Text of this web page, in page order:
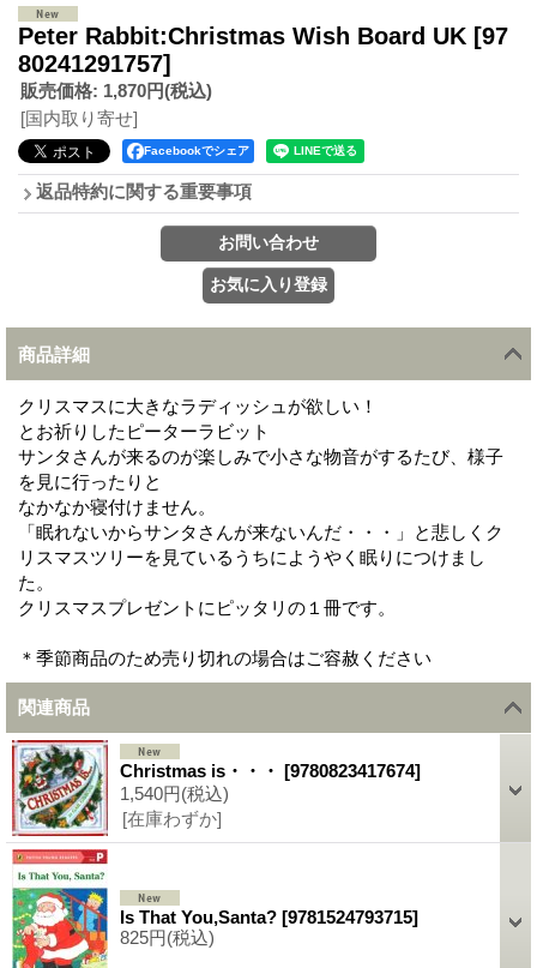
Peter Rabbit:Christmas Wish Board UK [97
80241291757]
販売価格: 1,870円(税込)
[国内取り寄せ]
Facebookでシェア
返品特約に関する重要事項
商品詳細
クリスマスに大きなラディッシュが欲しい！
とお祈りしたピーターラビット
サンタさんが来るのが楽しみで小さな物音がするたび、様子
を見に行ったりと
なかなか寝付けません。
「眠れないからサンタさんが来ないんだ・・・」と悲しくク
リスマスツリーを見ているうちにようやく眠りにつけまし
た。
クリスマスプレゼントにピッタリの１冊です。
＊季節商品のため売り切れの場合はご容赦ください
関連商品
Christmas is・・・ [9780823417674]
1,540円(税込)
[在庫わずか]
Is That You,Santa? [9781524793715]
825円(税込)